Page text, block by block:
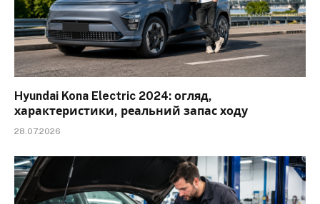
Hyundai Kona Electric 2024: огляд,
характеристики, реальний запас ходу
28.07.2026